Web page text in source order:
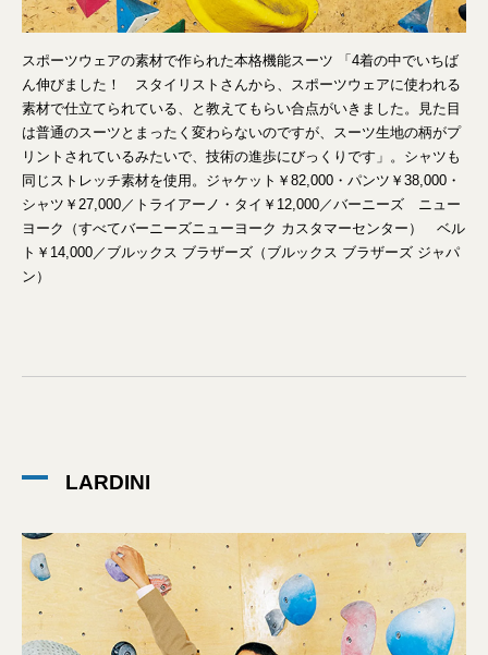
スポーツウェアの素材で作られた本格機能スーツ 「4着の中でいちば
ん伸びました！ スタイリストさんから、スポーツウェアに使われる
素材で仕立てられている、と教えてもらい合点がいきました。見た目
は普通のスーツとまったく変わらないのですが、スーツ生地の柄がプ
リントされているみたいで、技術の進歩にびっくりです」。シャツも
同じストレッチ素材を使用。ジャケット￥82,000・パンツ￥38,000・
シャツ￥27,000／トライアーノ・タイ￥12,000／バーニーズ ニュー
ヨーク（すべてバーニーズニューヨーク カスタマーセンター） ベル
ト￥14,000／ブルックス ブラザーズ（ブルックス ブラザーズ ジャパ
ン）
LARDINI